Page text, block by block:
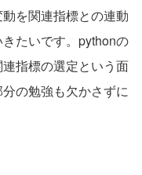
を関連指標との連動
たいです。pythonの
指標の選定という面
の勉強も欠かさずに